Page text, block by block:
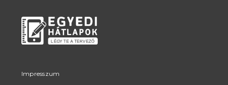
Impresszum